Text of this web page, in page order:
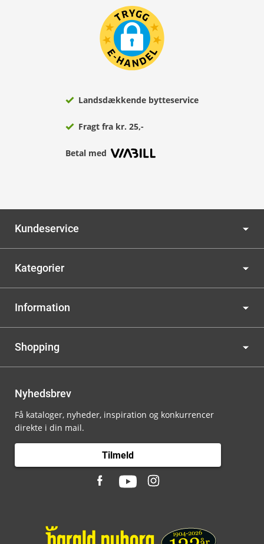
Landsdækkende bytteservice
Fragt fra kr. 25,-
Betal med
Kundeservice
Kategorier
Information
Shopping
Nyhedsbrev
Få kataloger, nyheder, inspiration og konkurrencer
direkte i din mail.
Tilmeld